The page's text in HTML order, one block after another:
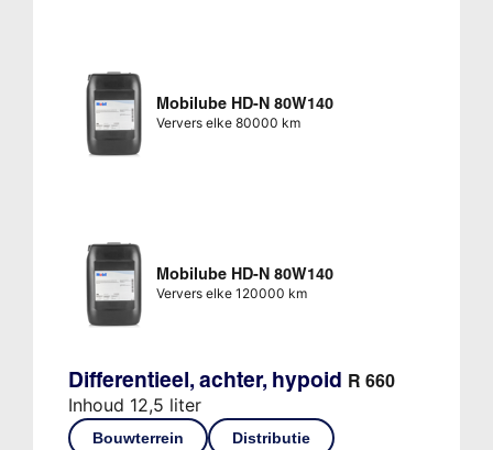
Mobilube HD-N 80W140
Ververs elke 80000 km
Mobilube HD-N 80W140
Ververs elke 120000 km
Differentieel, achter, hypoid R 660
Inhoud 12,5 liter
Bouwterrein Distributie